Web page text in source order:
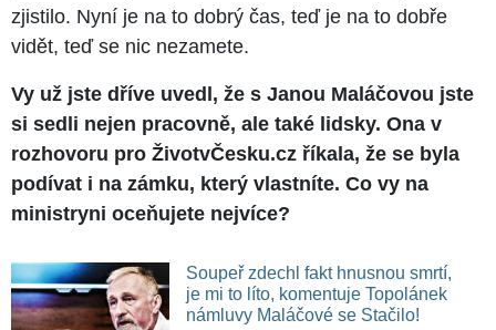
zjistilo. Nyní je na to dobrý čas, teď je na to dobře
vidět, teď se nic nezamete.
Vy už jste dříve uvedl, že s Janou Maláčovou jste
si sedli nejen pracovně, ale také lidsky. Ona v
rozhovoru pro ŽivotvČesku.cz říkala, že se byla
podívat i na zámku, který vlastníte. Co vy na
ministryni oceňujete nejvíce?
Soupeř zdechl fakt hnusnou smrtí,
je mi to líto, komentuje Topolánek
námluvy Maláčové se Stačilo!